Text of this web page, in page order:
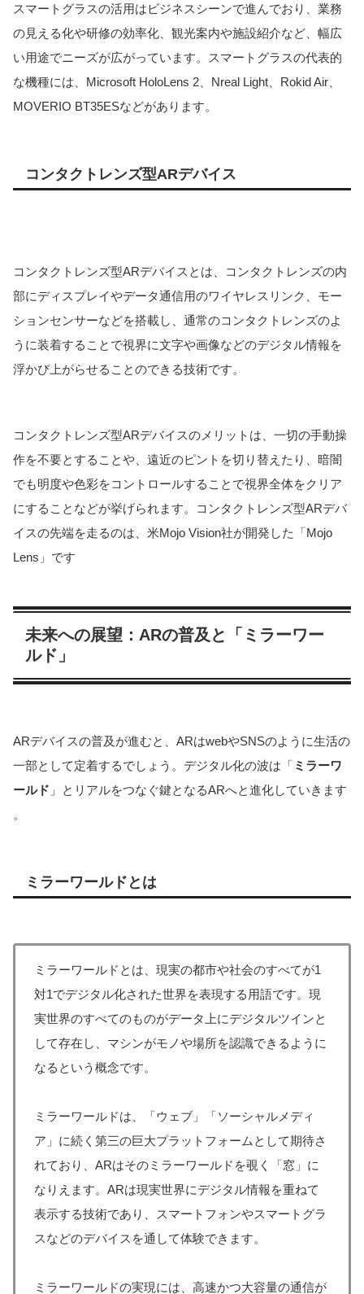
スマートグラスの活用はビジネスシーンで進んでおり、業務
の見える化や研修の効率化、観光案内や施設紹介など、幅広
い用途でニーズが広がっています。スマートグラスの代表的
な機種には、Microsoft HoloLens 2、Nreal Light、Rokid Air、
MOVERIO BT35ESなどがあります。
コンタクトレンズ型ARデバイス
コンタクトレンズ型ARデバイスとは、コンタクトレンズの内
部にディスプレイやデータ通信用のワイヤレスリンク、モー
ションセンサーなどを搭載し、通常のコンタクトレンズのよ
うに装着することで視界に文字や画像などのデジタル情報を
浮かび上がらせることのできる技術です。
コンタクトレンズ型ARデバイスのメリットは、一切の手動操
作を不要とすることや、遠近のピントを切り替えたり、暗闇
でも明度や色彩をコントロールすることで視界全体をクリア
にすることなどが挙げられます。コンタクトレンズ型ARデバ
イスの先端を走るのは、米Mojo Vision社が開発した「Mojo
Lens」です
未来への展望：ARの普及と「ミラーワー
ルド」
ARデバイスの普及が進むと、ARはwebやSNSのように生活の
一部として定着するでしょう。デジタル化の波は「 ミラーワ
ールド 」とリアルをつなぐ鍵となるARへと進化していきます​​
。
ミラーワールドとは
ミラーワールドとは、現実の都市や社会のすべてが1
対1でデジタル化された世界を表現する用語です。現
実世界のすべてのものがデータ上にデジタルツインと
して存在し、マシンがモノや場所を認識できるように
なるという概念です。
ミラーワールドは、「ウェブ」「ソーシャルメディ
ア」に続く第三の巨大プラットフォームとして期待さ
れており、ARはそのミラーワールドを覗く「窓」に
なりえます。ARは現実世界にデジタル情報を重ねて
表示する技術であり、スマートフォンやスマートグラ
スなどのデバイスを通して体験できます。
ミラーワールドの実現には、高速かつ大容量の通信が